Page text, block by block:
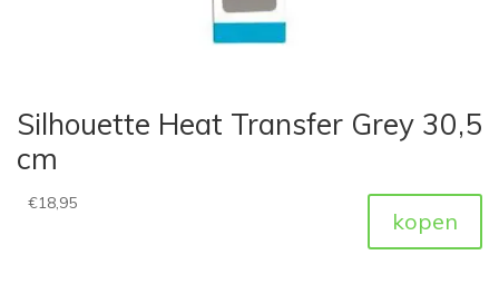
Silhouette Heat Transfer Grey 30,5
cm
€18,95
kopen